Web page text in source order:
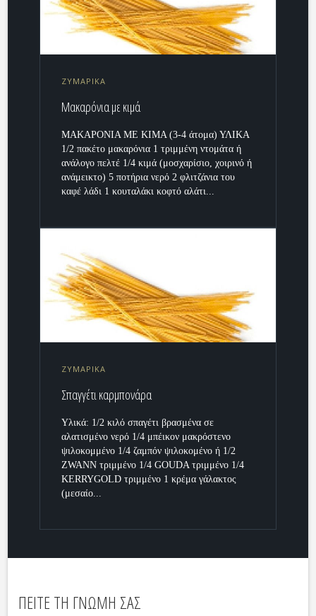
ΖΥΜΑΡΙΚΑ
Μακαρόνια με κιμά
ΜΑΚΑΡΟΝΙΑ ΜΕ ΚΙΜΑ (3-4 άτομα) ΥΛΙΚΑ
1/2 πακέτο μακαρόνια 1 τριμμένη ντομάτα ή
ανάλογο πελτέ 1/4 κιμά (μοσχαρίσιο, χοιρινό ή
ανάμεικτο) 5 ποτήρια νερό 2 φλιτζάνια του
καφέ λάδι 1 κουταλάκι κοφτό αλάτι...
ΖΥΜΑΡΙΚΑ
Σπαγγέτι καρμπονάρα
Υλικά: 1/2 κιλό σπαγέτι βρασμένα σε
αλατισμένο νερό 1/4 μπέικον μακρόστενο
ψιλοκομμένο 1/4 ζαμπόν ψιλοκομένο ή 1/2
ZWANN τριμμένο 1/4 GOUDA τριμμένο 1/4
KERRYGOLD τριμμένο 1 κρέμα γάλακτος
(μεσαίο...
ΠΕΙΤΕ ΤΗ ΓΝΩΜΗ ΣΑΣ